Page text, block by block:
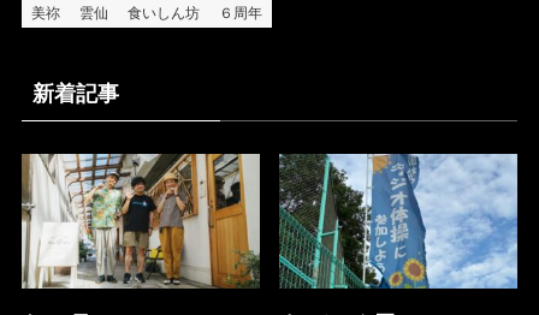
美祢
雲仙 食いしん坊 ６周年
新着記事